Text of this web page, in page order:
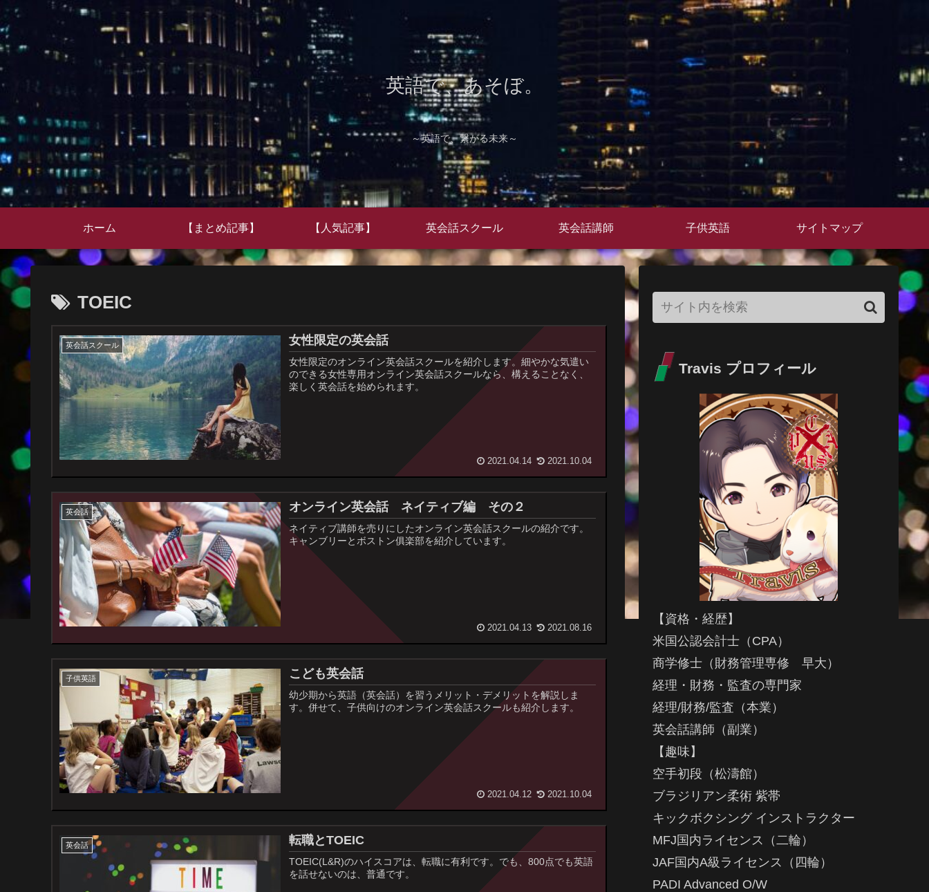
英語で、あそぼ。
～英語で、繋がる未来～
ホーム 【まとめ記事】 【人気記事】 英会話スクール 英会話講師 子供英語 サイトマップ
TOEIC
英会話スクール 女性限定の英会話
女性限定のオンライン英会話スクールを紹介します。細やかな気遣い
のできる女性専用オンライン英会話スクールなら、構えることなく、
楽しく英会話を始められます。
2021.04.14 2021.10.04
英会話 オンライン英会話 ネイティブ編 その２
ネイティブ講師を売りにしたオンライン英会話スクールの紹介です。
キャンブリーとボストン俱楽部を紹介しています。
2021.04.13 2021.08.16
子供英語 こども英会話
幼少期から英語（英会話）を習うメリット・デメリットを解説しま
す。併せて、子供向けのオンライン英会話スクールも紹介します。
2021.04.12 2021.10.04
英会話 転職とTOEIC
TOEIC(L&R)のハイスコアは、転職に有利です。でも、800点でも英語
を話せないのは、普通です。
Travis プロフィール
【資格・経歴】
米国公認会計士（CPA）
商学修士（財務管理専修 早大）
経理・財務・監査の専門家
経理/財務/監査（本業）
英会話講師（副業）
【趣味】
空手初段（松濤館）
ブラジリアン柔術 紫帯
キックボクシング インストラクター
MFJ国内ライセンス（二輪）
JAF国内A級ライセンス（四輪）
PADI Advanced O/W